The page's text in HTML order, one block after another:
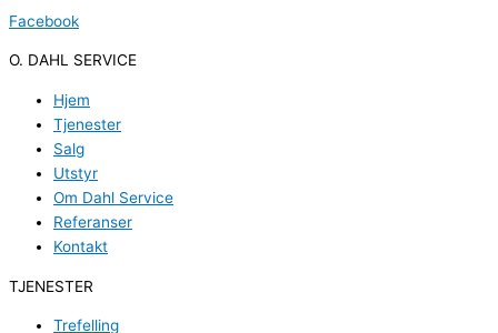
Facebook
O. DAHL SERVICE
Hjem
Tjenester
Salg
Utstyr
Om Dahl Service
Referanser
Kontakt
TJENESTER
Trefelling